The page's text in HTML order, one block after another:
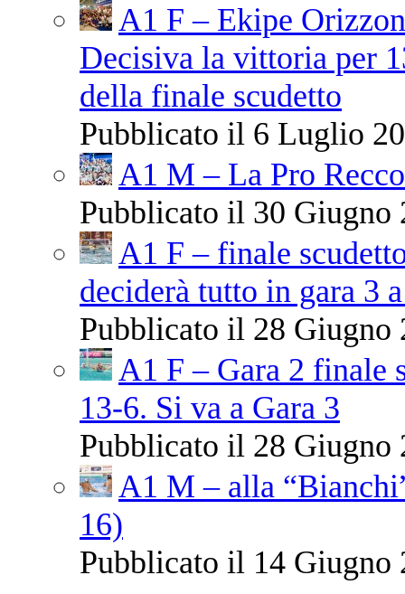
A1 F – Ekipe
Decisiva la vittoria per
della finale scudetto
Pubblicato il 6 Luglio
A1 M – La Pro
Pubblicato il 30 Giugno
A1 F – finale
deciderà tutto in gara 3
Pubblicato il 28 Giugno
A1 F – Gara 2 finale
13-6. Si va a Gara 3
Pubblicato il 28 Giugno
A1 M – alla
16)
Pubblicato il 14 Giugno